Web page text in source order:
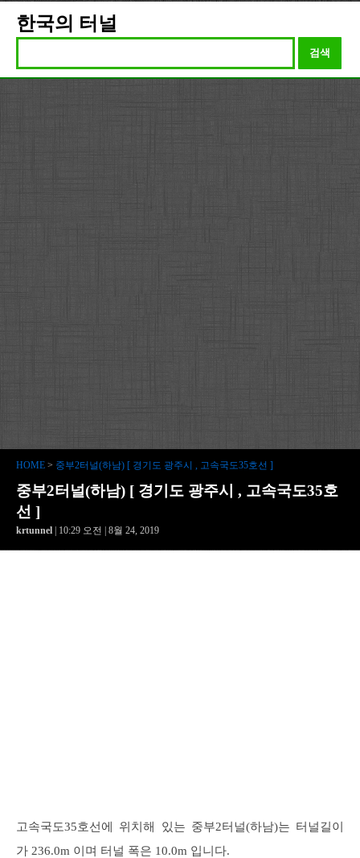
한국의 터널
검색
HOME > 중부2터널(하남) [ 경기도 광주시 , 고속국도35호선 ]
중부2터널(하남) [ 경기도 광주시 , 고속국도35호
선 ]
krtunnel | 10:29 오전 | 8월 24, 2019
고속국도35호선에 위치해 있는 중부2터널(하남)는 터널길이
가 236.0m 이며 터널 폭은 10.0m 입니다.